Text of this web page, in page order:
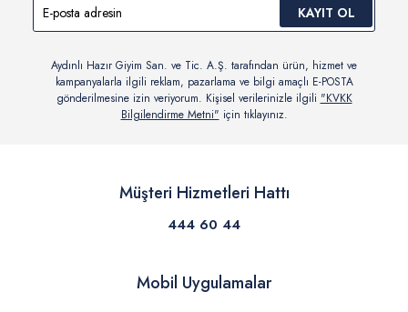
KAYIT OL
Aydınlı Hazır Giyim San. ve Tic. A.Ş. tarafından ürün, hizmet ve
kampanyalarla ilgili reklam, pazarlama ve bilgi amaçlı E-POSTA
gönderilmesine izin veriyorum. Kişisel verilerinizle ilgili "KVKK
Bilgilendirme Metni" için tıklayınız.
Müşteri Hizmetleri Hattı
444 60 44
Mobil Uygulamalar